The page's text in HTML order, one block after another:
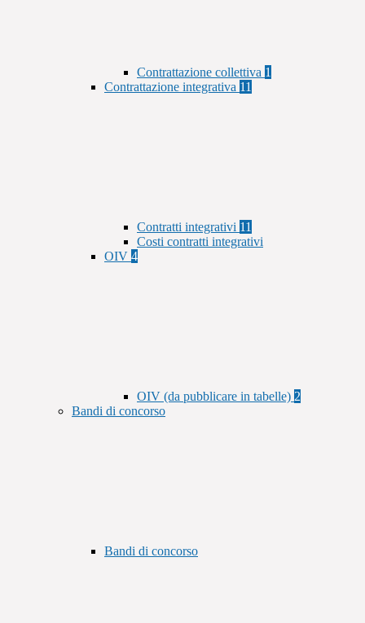
Contrattazione collettiva 1
Contrattazione integrativa 11
Contratti integrativi 11
Costi contratti integrativi
OIV 4
OIV (da pubblicare in tabelle) 2
Bandi di concorso
Bandi di concorso